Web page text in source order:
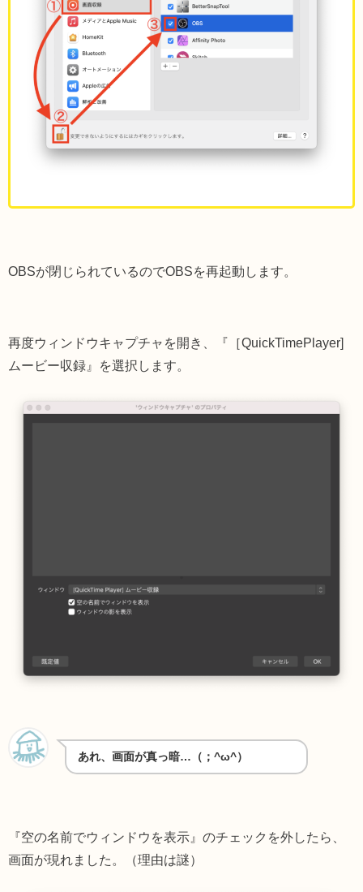
OBSが閉じられているのでOBSを再起動します。
再度ウィンドウキャプチャを開き、『［QuickTimePlayer]
ムービー収録』を選択します。
あれ、画面が真っ暗…（；^ω^）
『空の名前でウィンドウを表示』のチェックを外したら、
画面が現れました。（理由は謎）